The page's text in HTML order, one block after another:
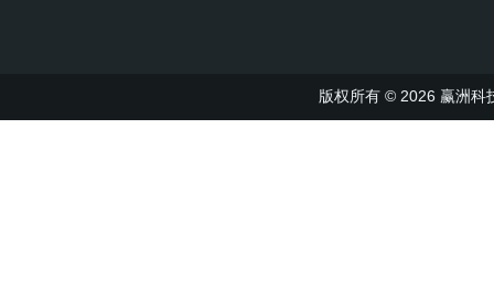
版权所有 © 2026 赢洲